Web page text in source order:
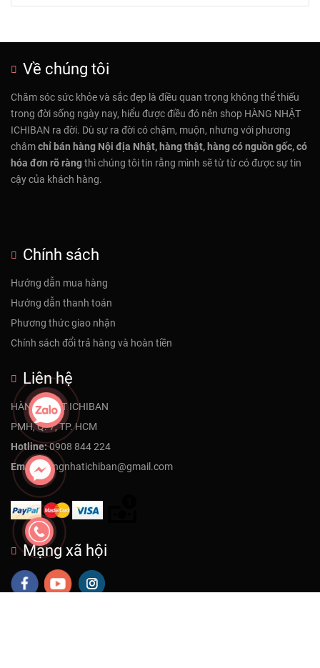
Về chúng tôi
Chăm sóc sức khỏe và sắc đẹp là điều quan trọng không thể thiếu
trong đời sống ngày nay, hiểu được điều đó nên shop HÀNG NHẬT
ICHIBAN ra đời. Dù sự ra đời có chậm, muộn, nhưng với phương
châmchỉ bán hàng Nội địa Nhật, hàng thật, hàng có nguồn gốc, có
hóa đơn rõ ràngthì chúng tôi tin rằng mình sẽ từ từ có được sự tin
cậy của khách hàng.
Chính sách
Hướng dẫn mua hàng
Hướng dẫn thanh toán
Phương thức giao nhận
Chính sách đổi trả hàng và hoàn tiền
Liên hệ
HÀNG NHẬT ICHIBAN
PMH, Q. 7, TP. HCM
Hotline:0908 844 224
Email:hangnhatichiban@gmail.com
Mạng xã hội